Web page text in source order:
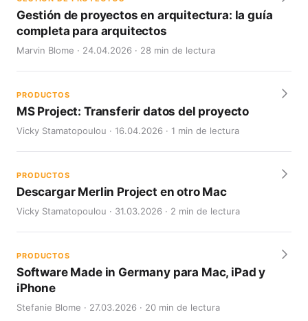
Gestión de proyectos en arquitectura: la guía
completa para arquitectos
Marvin Blome · 24.04.2026 · 28 min de lectura
PRODUCTOS
MS Project: Transferir datos del proyecto
Vicky Stamatopoulou · 16.04.2026 · 1 min de lectura
PRODUCTOS
Descargar Merlin Project en otro Mac
Vicky Stamatopoulou · 31.03.2026 · 2 min de lectura
PRODUCTOS
Software Made in Germany para Mac, iPad y
iPhone
Stefanie Blome · 27.03.2026 · 20 min de lectura